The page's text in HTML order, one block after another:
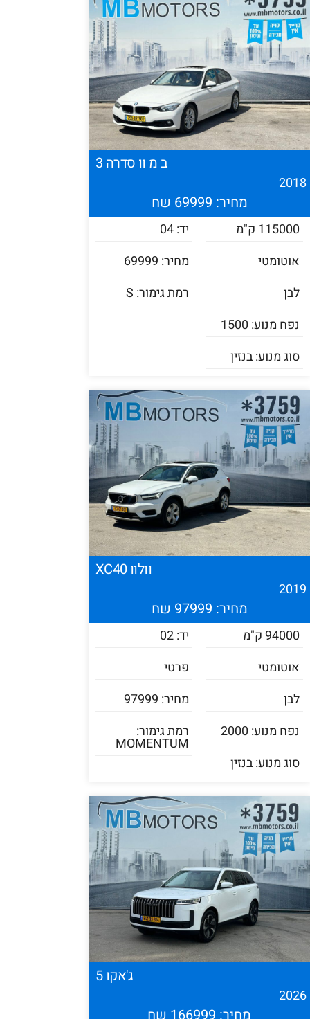
ב מ וו סדרה 3
מחיר: 69999 שח
115000 ק"מ
אוטומטי
לבן
נפח מנוע: 1500
סוג מנוע: בנזין
יד: 04
מחיר: 69999
רמת גימור: S
וולוו XC40
מחיר: 97999 שח
94000 ק"מ
אוטומטי
לבן
נפח מנוע: 2000
סוג מנוע: בנזין
יד: 02
פרטי
מחיר: 97999
רמת גימור:
MOMENTUM
ג'אקו 5